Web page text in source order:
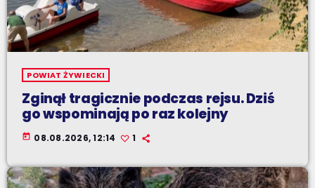
POWIAT ŻYWIECKI
Zginął tragicznie podczas rejsu. Dziś
go wspominają po raz kolejny
today 08.08.2026, 12:14 1